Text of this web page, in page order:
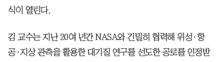
식이 열린다.
김 교수는 지난 20여 년간 NASA와 긴밀히 협력해 위성·항
공·지상 관측을 활용한 대기질 연구를 선도한 공로를 인정받